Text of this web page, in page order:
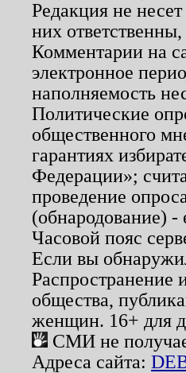
Редакция не
них
Комментарии на
электронное
наполняемость
Политические
общественного
гарантиях
Федерации»;
проведение
(обнародование) -
Часовой пояс
Если вы
Распространение
общества,
женщин. 16+ для
СМИ не
Адреса сайта: